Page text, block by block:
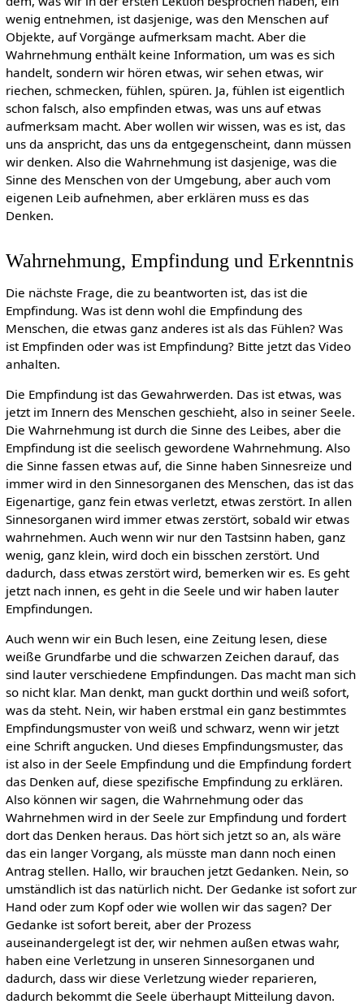
wenig entnehmen, ist dasjenige, was den Menschen auf
Objekte, auf Vorgänge aufmerksam macht. Aber die
Wahrnehmung enthält keine Information, um was es sich
handelt, sondern wir hören etwas, wir sehen etwas, wir
riechen, schmecken, fühlen, spüren. Ja, fühlen ist eigentlich
schon falsch, also empfinden etwas, was uns auf etwas
aufmerksam macht. Aber wollen wir wissen, was es ist, das
uns da anspricht, das uns da entgegenscheint, dann müssen
wir denken. Also die Wahrnehmung ist dasjenige, was die
Sinne des Menschen von der Umgebung, aber auch vom
eigenen Leib aufnehmen, aber erklären muss es das
Denken.
Wahrnehmung, Empfindung und Erkenntnis
Die nächste Frage, die zu beantworten ist, das ist die
Empfindung. Was ist denn wohl die Empfindung des
Menschen, die etwas ganz anderes ist als das Fühlen? Was
ist Empfinden oder was ist Empfindung? Bitte jetzt das Video
anhalten.
Die Empfindung ist das Gewahrwerden. Das ist etwas, was
jetzt im Innern des Menschen geschieht, also in seiner Seele.
Die Wahrnehmung ist durch die Sinne des Leibes, aber die
Empfindung ist die seelisch gewordene Wahrnehmung. Also
die Sinne fassen etwas auf, die Sinne haben Sinnesreize und
immer wird in den Sinnesorganen des Menschen, das ist das
Eigenartige, ganz fein etwas verletzt, etwas zerstört. In allen
Sinnesorganen wird immer etwas zerstört, sobald wir etwas
wahrnehmen. Auch wenn wir nur den Tastsinn haben, ganz
wenig, ganz klein, wird doch ein bisschen zerstört. Und
dadurch, dass etwas zerstört wird, bemerken wir es. Es geht
jetzt nach innen, es geht in die Seele und wir haben lauter
Empfindungen.
Auch wenn wir ein Buch lesen, eine Zeitung lesen, diese
weiße Grundfarbe und die schwarzen Zeichen darauf, das
sind lauter verschiedene Empfindungen. Das macht man sich
so nicht klar. Man denkt, man guckt dorthin und weiß sofort,
was da steht. Nein, wir haben erstmal ein ganz bestimmtes
Empfindungsmuster von weiß und schwarz, wenn wir jetzt
eine Schrift angucken. Und dieses Empfindungsmuster, das
ist also in der Seele Empfindung und die Empfindung fordert
das Denken auf, diese spezifische Empfindung zu erklären.
Also können wir sagen, die Wahrnehmung oder das
Wahrnehmen wird in der Seele zur Empfindung und fordert
dort das Denken heraus. Das hört sich jetzt so an, als wäre
das ein langer Vorgang, als müsste man dann noch einen
Antrag stellen. Hallo, wir brauchen jetzt Gedanken. Nein, so
umständlich ist das natürlich nicht. Der Gedanke ist sofort zur
Hand oder zum Kopf oder wie wollen wir das sagen? Der
Gedanke ist sofort bereit, aber der Prozess
auseinandergelegt ist der, wir nehmen außen etwas wahr,
haben eine Verletzung in unseren Sinnesorganen und
dadurch, dass wir diese Verletzung wieder reparieren,
dadurch bekommt die Seele überhaupt Mitteilung davon.